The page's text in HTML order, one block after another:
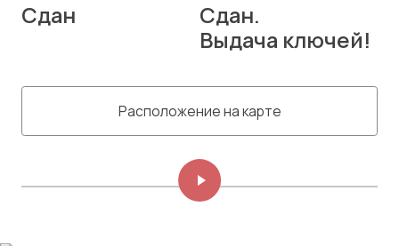
Сдан
Сдан.
Выдача ключей!
Расположение на карте